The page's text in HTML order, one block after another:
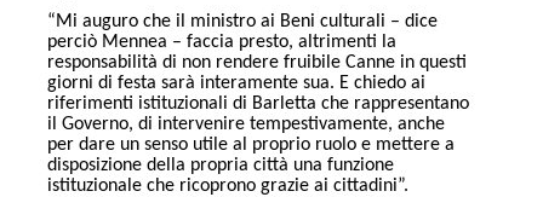
“Mi auguro che il ministro ai Beni culturali – dice
perciò Mennea – faccia presto, altrimenti la
responsabilità di non rendere fruibile Canne in questi
giorni di festa sarà interamente sua. E chiedo ai
riferimenti istituzionali di Barletta che rappresentano
il Governo, di intervenire tempestivamente, anche
per dare un senso utile al proprio ruolo e mettere a
disposizione della propria città una funzione
istituzionale che ricoprono grazie ai cittadini”.